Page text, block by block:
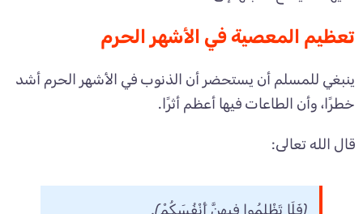
تعظيم المعصية في الأشهر الحرم
ينبغي للمسلم أن يستحضر أن الذنوب في الأشهر الحرم أشد
خطرًا، وأن الطاعات فيها أعظم أثرًا.
قال الله تعالى:
﴿فَلَا تَظْلِمُوا فِيهِنَّ أَنْفُسَكُمْ﴾.